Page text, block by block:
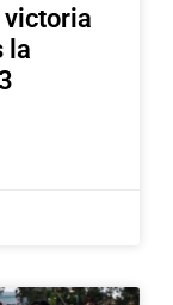
la